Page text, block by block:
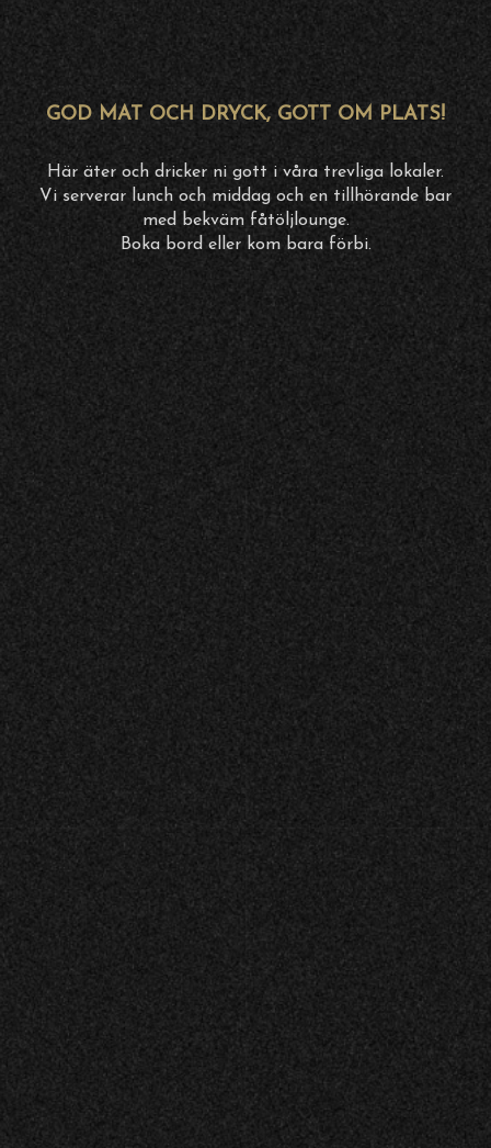
GOD MAT OCH DRYCK, GOTT OM PLATS!
Här äter och dricker ni gott i våra trevliga lokaler.
Vi serverar lunch och middag och en tillhörande bar
med bekväm fåtöljlounge.
Boka bord eller kom bara förbi.
MENYER
På Restaurang Drama tillagar vi maten från
grunden med utgångspunkten i klassiskt svenska
smaker och serverar även internationella, omtyckta
rätter. Menyn är varierande med både varmrätter
och en barnmeny. Kort sagt en meny som passar
både när du vill äta något snabbt före ditt biobesök
eller sitta länge och uppleva flera rätter från vår à la
carte. Vi ger besökarna en unik möjlighet att ta med
mat in på bion, som passar utmärkt att ätas
framför filmen.
LUNCHMENY
Måndag- fredag 11.00-13.30